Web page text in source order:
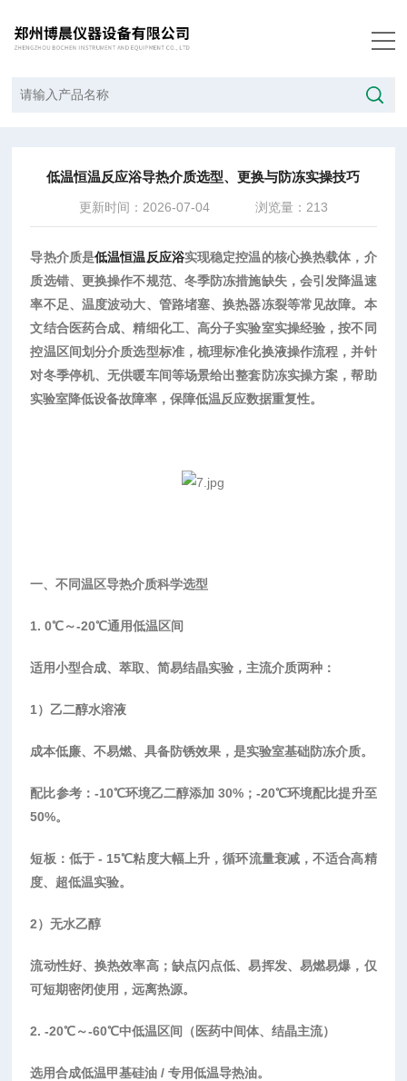
低温恒温反应浴导热介质选型、更换与防冻实操技巧
更新时间：2026-07-04 浏览量：213
导热介质是低温恒温反应浴实现稳定控温的核心换热载体，介
质选错、更换操作不规范、冬季防冻措施缺失，会引发降温速
率不足、温度波动大、管路堵塞、换热器冻裂等常见故障。本
文结合医药合成、精细化工、高分子实验室实操经验，按不同
控温区间划分介质选型标准，梳理标准化换液操作流程，并针
对冬季停机、无供暖车间等场景给出整套防冻实操方案，帮助
实验室降低设备故障率，保障低温反应数据重复性。
一、不同温区导热介质科学选型
1. 0℃～-20℃通用低温区间
适用小型合成、萃取、简易结晶实验，主流介质两种：
1）乙二醇水溶液
成本低廉、不易燃、具备防锈效果，是实验室基础防冻介质。
配比参考： -10℃环境乙二醇添加 30%；-20℃环境配比提升至
50%。
短板：低于 - 15℃粘度大幅上升，循环流量衰减，不适合高精
度、超低温实验。
2）无水乙醇
流动性好、换热效率高；缺点闪点低、易挥发、易燃易爆，仅
可短期密闭使用，远离热源。
2. -20℃～-60℃中低温区间（医药中间体、结晶主流）
选用合成低温甲基硅油 / 专用低温导热油。